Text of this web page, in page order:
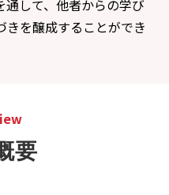
通して、他者からの学び
きを醸成することができ
要